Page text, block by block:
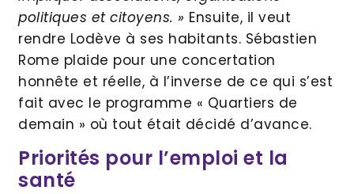
politiques et citoyens. » Ensuite, il veut
rendre Lodève à ses habitants. Sébastien
Rome plaide pour une concertation
honnête et réelle, à l’inverse de ce qui s’est
fait avec le programme « Quartiers de
demain » où tout était décidé d’avance.
Priorités pour l’emploi et la
santé